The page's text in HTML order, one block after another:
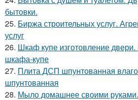
бытовки.
25. Биржа строительных услуг.
услуг
26. Шкаф купе изготовление
шкафа-купе
27. Плита ДСП шпунтованная
шпунтованная
28. Мыло домашнее своими